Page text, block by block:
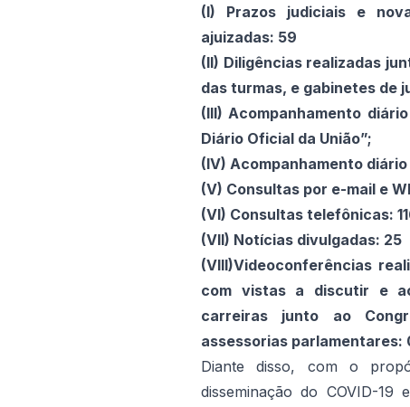
(I) Prazos judiciais e
ajuizadas: 59
(II) Diligências realizadas
das turmas, e gabinetes de
(III) Acompanhamento
Diário Oficial da União”;
(IV) Acompanhamento
(V) Consultas por e-mail e
(VI) Consultas telefônicas:
(VII) Notícias divulgadas: 25
(VIII)Videoconferências
com vistas a discutir e
carreiras junto ao
assessorias parlamentares:
Diante disso, com o
disseminação do COVID-